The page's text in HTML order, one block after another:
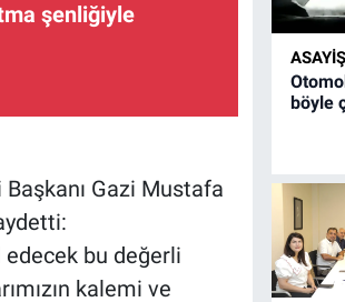
şenliğiyle
Gazi Mustafa
bu değerli
kalemi ve
ASAYİŞ
böyle